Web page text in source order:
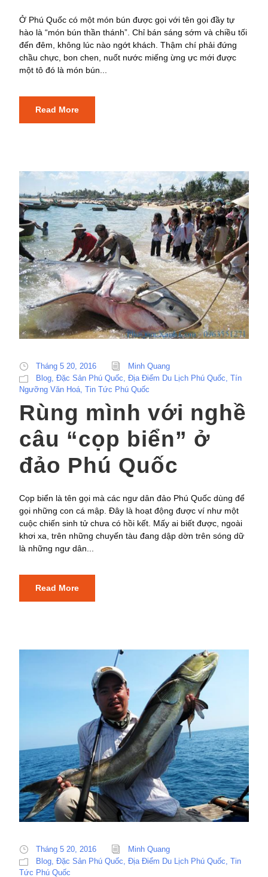
Ở Phú Quốc có một món bún được gọi với tên gọi đầy tự
hào là “món bún thần thánh”. Chỉ bán sáng sớm và chiều tối
đến đêm, không lúc nào ngớt khách. Thậm chí phải đứng
chầu chực, bon chen, nuốt nước miếng ừng ực mới được
một tô đó là món bún...
Read More
Tháng 5 20, 2016
Minh Quang
Blog Đặc Sản Phú Quốc Địa Điểm Du Lịch Phú Quốc Tín
Ngưỡng Văn Hoá Tin Tức Phú Quốc
Rùng mình với nghề
câu “cọp biển” ở
đảo Phú Quốc
Cọp biển là tên gọi mà các ngư dân đảo Phú Quốc dùng để
gọi những con cá mập. Đây là hoạt động được ví như một
cuộc chiến sinh tử chưa có hồi kết. Mấy ai biết được, ngoài
khơi xa, trên những chuyến tàu đang dập dờn trên sóng dữ
là những ngư dân...
Read More
Tháng 5 20, 2016
Minh Quang
Blog Đặc Sản Phú Quốc Địa Điểm Du Lịch Phú Quốc Tin
Tức Phú Quốc